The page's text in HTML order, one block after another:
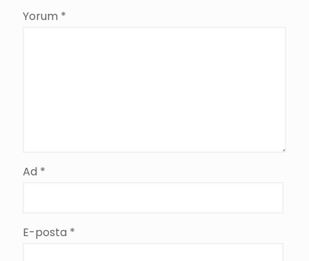
Yorum *
Ad *
E-posta *